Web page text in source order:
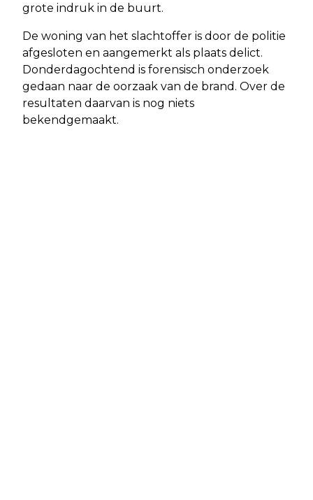
grote indruk in de buurt.
De woning van het slachtoffer is door de politie
afgesloten en aangemerkt als plaats delict.
Donderdagochtend is forensisch onderzoek
gedaan naar de oorzaak van de brand. Over de
resultaten daarvan is nog niets
bekendgemaakt.